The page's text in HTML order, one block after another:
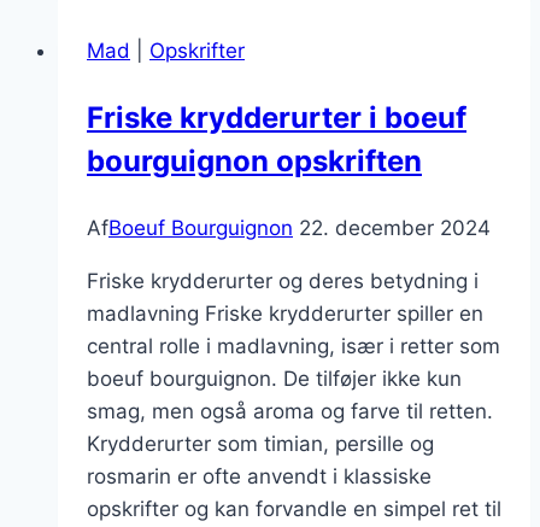
og
til
smagsoplevelser
Mad Opskrifter
Friske krydderurter i boeuf
bourguignon opskriften
AfBoeuf Bourguignon 22. december 2024
Friske krydderurter og deres betydning i
madlavning Friske krydderurter spiller en
central rolle i madlavning, især i retter som
boeuf bourguignon. De tilføjer ikke kun
smag, men også aroma og farve til retten.
Krydderurter som timian, persille og
rosmarin er ofte anvendt i klassiske
opskrifter og kan forvandle en simpel ret til